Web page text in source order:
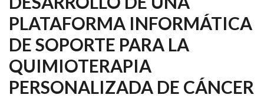
PLATAFORMA INFORMÁTICA
DE SOPORTE PARA LA
QUIMIOTERAPIA
PERSONALIZADA DE CÁNCER